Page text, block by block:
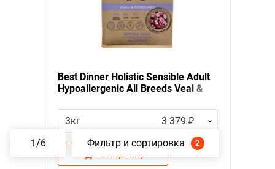
Best Dinner Holistic Sensible Adult
Hypoallergenic All Breeds Veal &
Диннер для взрослых собак всех
пород с Телятиной и розмарином
3кг 3 379 ₽
В корзину 1
1/6 Фильтр и сортировка 2